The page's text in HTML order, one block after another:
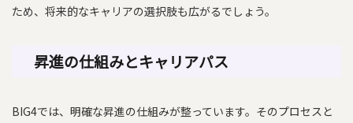
ため、将来的なキャリアの選択肢も広がるでしょう。
昇進の仕組みとキャリアパス
BIG4では、明確な昇進の仕組みが整っています。そのプロセスと